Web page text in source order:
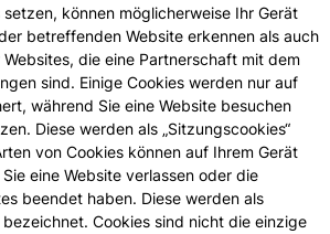
können möglicherweise Ihr Gerät
betreffenden Website erkennen als auch
die eine Partnerschaft mit dem
sind. Einige Cookies werden nur auf
während Sie eine Website besuchen
Diese werden als „Sitzungscookies“
von Cookies können auf Ihrem Gerät
eine Website verlassen oder die
beendet haben. Diese werden als
bezeichnet. Cookies sind nicht die einzige